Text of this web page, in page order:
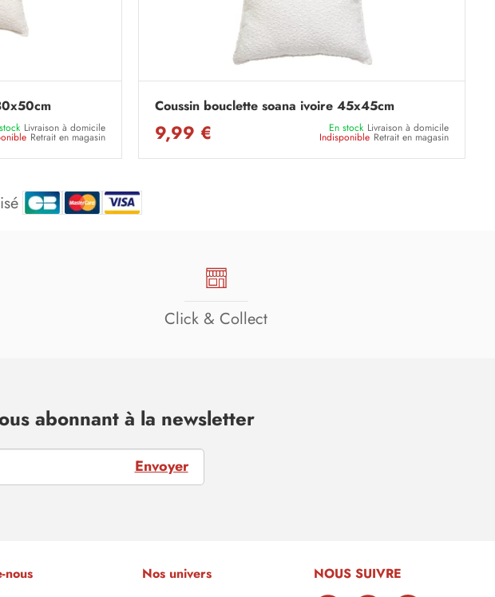
Livraison à domicile
Retrait en magasin
Coussin bouclette soana ivoire 45x45cm
9,99 € En stock Livraison à domicile
Indisponible Retrait en magasin
Click & Collect
abonnant à la newsletter
Envoyer
nous Nos univers NOUS SUIVRE